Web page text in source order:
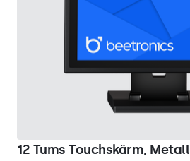
12 Tums Touchskärm, Metall